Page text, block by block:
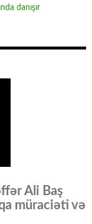
danışır
Ali Baş
müraciəti və